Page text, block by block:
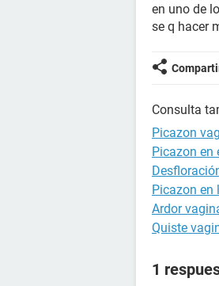
en uno de
se q hacer
Consulta
Picazon
Picazon en
Picazon en
Ardor
Quiste
1